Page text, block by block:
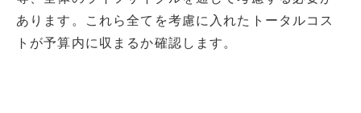
あります。これら全てを考慮に入れたトータルコス
トが予算内に収まるか確認します。